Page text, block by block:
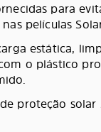
para
películas
estática,
o plástico
proteção solar